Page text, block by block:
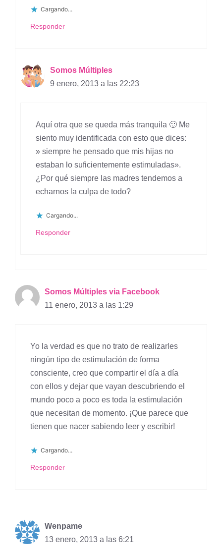
Cargando...
Responder
Somos Múltiples
9 enero, 2013 a las 22:23
Aquí otra que se queda más tranquila 🙂 Me
siento muy identificada con esto que dices:
» siempre he pensado que mis hijas no
estaban lo suficientemente estimuladas».
¿Por qué siempre las madres tendemos a
echarnos la culpa de todo?
Cargando...
Responder
Somos Múltiples via Facebook
11 enero, 2013 a las 1:29
Yo la verdad es que no trato de realizarles
ningún tipo de estimulación de forma
consciente, creo que compartir el día a día
con ellos y dejar que vayan descubriendo el
mundo poco a poco es toda la estimulación
que necesitan de momento. ¡Que parece que
tienen que nacer sabiendo leer y escribir!
Cargando...
Responder
Wenpame
13 enero, 2013 a las 6:21